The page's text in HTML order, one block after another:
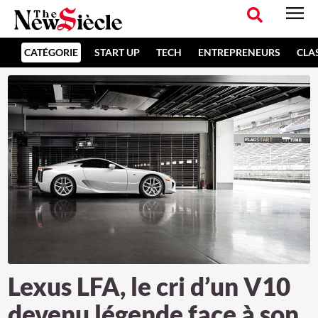
CATÉGORIE START UP TECH ENTREPRENEURS
Lexus LFA, le cri d’un V10